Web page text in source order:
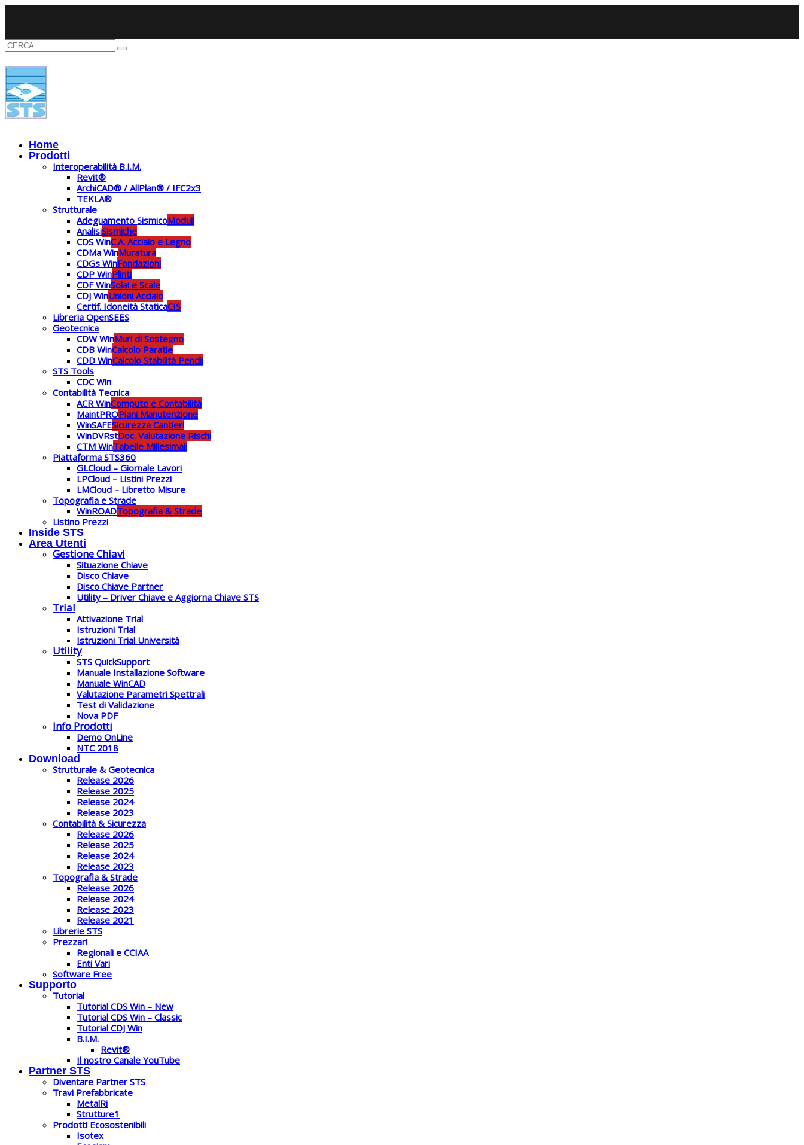
Home
Prodotti
Interoperabilità B.I.M.
Revit®
ArchiCAD® / AllPlan® / IFC2x3
TEKLA®
Strutturale
Adeguamento SismicoModuli
AnalisiSismiche
CDS WinC.A. Acciaio e Legno
CDMa WinMuratura
CDGs WinFondazioni
CDP WinPlinti
CDF WinSolai e Scale
CDJ WinUnioni Acciaio
Certif. Idoneità StaticaCIS
Libreria OpenSEES
Geotecnica
CDW WinMuri di Sostegno
CDB WinCalcolo Paratie
CDD WinCalcolo Stabilità Pendii
STS Tools
CDC Win
Contabilità Tecnica
ACR WinComputo e Contabilità
MaintPROPiani Manutenzione
WinSAFESicurezza Cantieri
WinDVRstDoc. Valutazione Rischi
CTM WinTabelle Millesimali
Piattaforma STS360
GLCloud – Giornale Lavori
LPCloud – Listini Prezzi
LMCloud – Libretto Misure
Topografia e Strade
WinROADTopografia & Strade
Listino Prezzi
Inside STS
Area Utenti
Gestione Chiavi
Situazione Chiave
Disco Chiave
Disco Chiave Partner
Utility – Driver Chiave e Aggiorna Chiave STS
Trial
Attivazione Trial
Istruzioni Trial
Istruzioni Trial Università
Utility
STS QuickSupport
Manuale Installazione Software
Manuale WinCAD
Valutazione Parametri Spettrali
Test di Validazione
Nova PDF
Info Prodotti
Demo OnLine
NTC 2018
Download
Strutturale & Geotecnica
Release 2026
Release 2025
Release 2024
Release 2023
Contabilità & Sicurezza
Release 2026
Release 2025
Release 2024
Release 2023
Topografia & Strade
Release 2026
Release 2024
Release 2023
Release 2021
Librerie STS
Prezzari
Regionali e CCIAA
Enti Vari
Software Free
Supporto
Tutorial
Tutorial CDS Win – New
Tutorial CDS Win – Classic
Tutorial CDJ Win
B.I.M.
Revit®
Il nostro Canale YouTube
Partner STS
Diventare Partner STS
Travi Prefabbricate
MetalRi
Strutture1
Prodotti Ecosostenibili
Isotex